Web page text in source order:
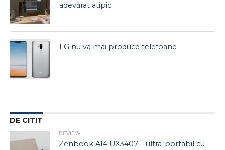
adevărat atipic
LG nu va mai produce telefoane
DE CITIT
REVIEW
Zenbook A14 UX3407 – ultra-portabil cu